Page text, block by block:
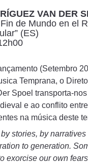
VAN DER
de Mundo en el
(ES)
(Setembro
Temprana, o
Spoel transporta-
e ao conflito
na música deste
stories, by
to generation.
exorcise our own